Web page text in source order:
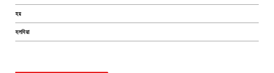
হয়
হলদিয়া